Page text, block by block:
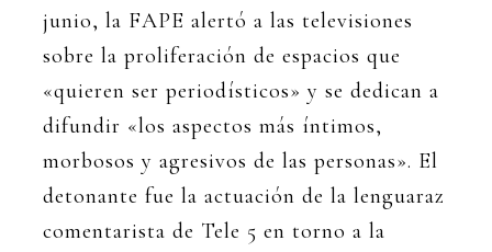
junio, la FAPE alertó a las televisiones
sobre la proliferación de espacios que
«quieren ser periodísticos» y se dedican a
difundir «los aspectos más íntimos,
morbosos y agresivos de las personas». El
detonante fue la actuación de la lenguaraz
comentarista de Tele 5 en torno a la